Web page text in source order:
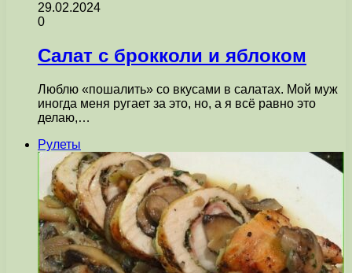
29.02.2024
0
Салат с брокколи и яблоком
Люблю «пошалить» со вкусами в салатах. Мой муж
иногда меня ругает за это, но, а я всё равно это
делаю,…
Рулеты